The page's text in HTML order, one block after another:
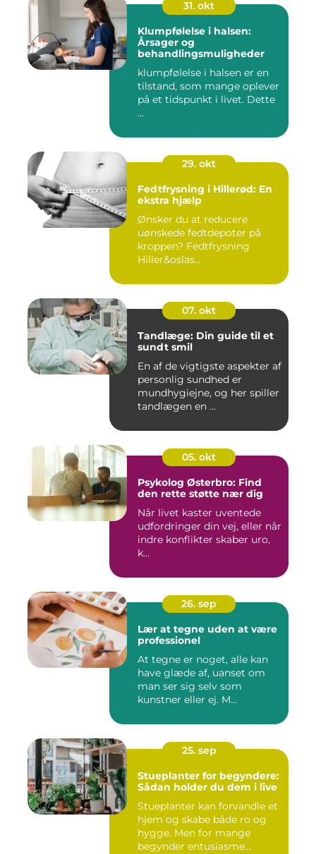
31. okt
Klumpfølelse i halsen:
Årsager og
behandlingsmuligheder
klumpfølelse i halsen er en
tilstand, som mange oplever
på et tidspunkt i livet. Dette
...
29. okt
Fedtfrysning i Hillerød: En
ekstra hjælp
Ønsker du at reducere
uønskede fedtdepoter på
kroppen? Fedtfrysning
Hiller&oslas...
07. okt
Tandlæge: Din guide til et
sundt smil
En af de vigtigste aspekter af
personlig sundhed er
mundhygiejne, og her spiller
tandlægen en ...
05. okt
Psykolog Østerbro: Find
den rette støtte nær dig
Når livet kaster uventede
udfordringer din vej, eller når
indre konflikter skaber uro,
k...
26. sep
Lær at tegne uden at være
professionel
At tegne er noget, alle kan
have glæde af, uanset om
man ser sig selv som
kunstner eller ej. M...
25. sep
Stueplanter for begyndere:
Sådan holder du dem i live
Stueplanter kan forvandle et
hjem og skabe både ro og
hygge. Men for mange
begynder entusiasme...